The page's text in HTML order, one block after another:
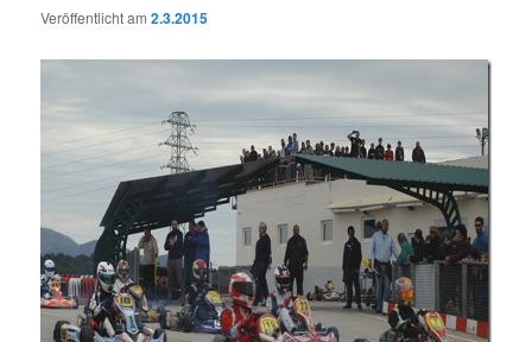
Veröffentlicht am2.3.2015